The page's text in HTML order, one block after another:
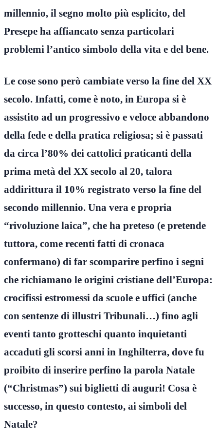
millennio, il segno molto più esplicito, del
Presepe ha affiancato senza particolari
problemi l’antico simbolo della vita e del bene.
Le cose sono però cambiate verso la fine del XX
secolo. Infatti, come è noto, in Europa si è
assistito ad un progressivo e veloce abbandono
della fede e della pratica religiosa; si è passati
da circa l’80% dei cattolici praticanti della
prima metà del XX secolo al 20, talora
addirittura il 10% registrato verso la fine del
secondo millennio. Una vera e propria
“rivoluzione laica”, che ha preteso (e pretende
tuttora, come recenti fatti di cronaca
confermano) di far scomparire perfino i segni
che richiamano le origini cristiane dell’Europa:
crocifissi estromessi da scuole e uffici (anche
con sentenze di illustri Tribunali…) fino agli
eventi tanto grotteschi quanto inquietanti
accaduti gli scorsi anni in Inghilterra, dove fu
proibito di inserire perfino la parola Natale
(“Christmas”) sui biglietti di auguri! Cosa è
successo, in questo contesto, ai simboli del
Natale?